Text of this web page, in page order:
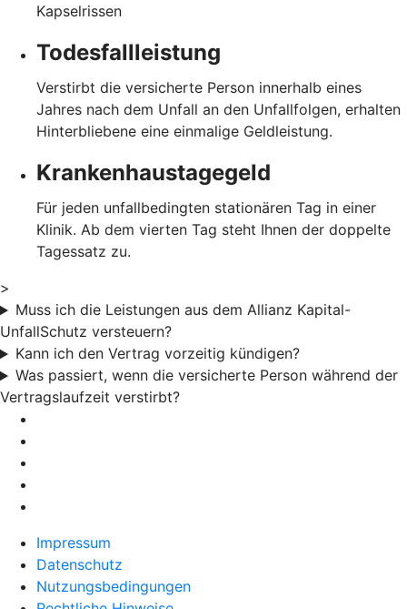
Kapselrissen
Todesfallleistung
Verstirbt die versicherte Person innerhalb eines
Jahres nach dem Unfall an den Unfallfolgen, erhalten
Hinterbliebene eine einmalige Geldleistung.
Krankenhaustagegeld
Für jeden unfallbedingten stationären Tag in einer
Klinik. Ab dem vierten Tag steht Ihnen der doppelte
Tagessatz zu.
>
Muss ich die Leistungen aus dem Allianz Kapital-
UnfallSchutz versteuern?
Kann ich den Vertrag vorzeitig kündigen?
Was passiert, wenn die versicherte Person während der
Vertragslaufzeit verstirbt?
Impressum
Datenschutz
Nutzungsbedingungen